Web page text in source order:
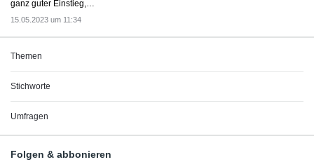
ganz guter Einstieg,…
15.05.2023 um 11:34
Themen
Stichworte
Umfragen
Folgen & abbonieren